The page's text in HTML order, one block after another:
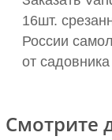
16шт.
России
от
Смотрите